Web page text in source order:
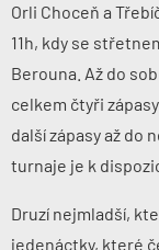
Orli Choceň a
11h, kdy se
Berouna. Až do
celkem čtyři
další zápasy až do
turnaje je k
Druzí nejmladší,
jedenáctky, které